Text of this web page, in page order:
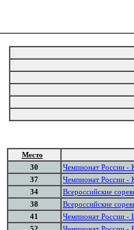
Место
30
Чемпионат России -
37
Чемпионат России -
34
Всероссийские
38
Всероссийские
41
Чемпионат России -